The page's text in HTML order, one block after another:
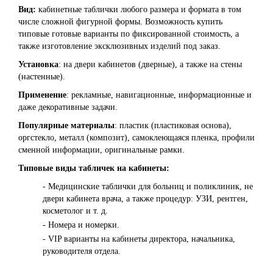
Вид: кабинетные таблички любого размера и формата в том
числе сложной фигурной формы. Возможность купить
типовые готовые варианты по фиксированной стоимость, а
также изготовление эксклюзивных изделий под заказ.
Установка: на двери кабинетов (дверные), а также на стены
(настенные).
Применение: рекламные, навигационные, информационные и
даже декоративные задачи.
Популярные материалы: пластик (пластиковая основа),
оргстекло, металл (композит), самоклеющаяся пленка, профили
сменной информации, оригинальные рамки.
Типовые виды табличек на кабинеты:
- Медицинские таблички для больниц и поликлиник, не
двери кабинета врача, а также процедур: УЗИ, рентген,
косметолог и т. д.
- Номера и номерки.
- VIP варианты на кабинеты директора, начальника,
руководителя отдела.